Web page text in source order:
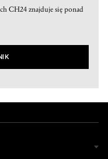
CH24 znajduje się ponad